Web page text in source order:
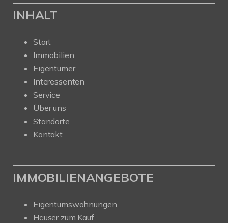
INHALT
Start
Immobilien
Eigentümer
Interessenten
Service
Über uns
Standorte
Kontakt
IMMOBILIENANGEBOTE
Eigentumswohnungen
Häuser zum Kauf